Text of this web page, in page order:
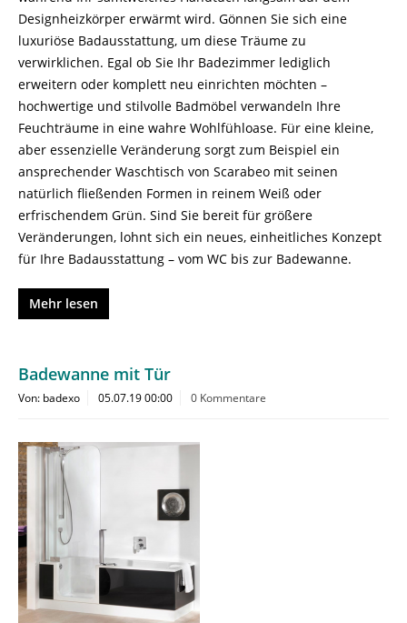
Designheizkörper erwärmt wird. Gönnen Sie sich eine
luxuriöse Badausstattung, um diese Träume zu
verwirklichen. Egal ob Sie Ihr Badezimmer lediglich
erweitern oder komplett neu einrichten möchten –
hochwertige und stilvolle Badmöbel verwandeln Ihre
Feuchträume in eine wahre Wohlfühloase. Für eine kleine,
aber essenzielle Veränderung sorgt zum Beispiel ein
ansprechender Waschtisch von Scarabeo mit seinen
natürlich fließenden Formen in reinem Weiß oder
erfrischendem Grün. Sind Sie bereit für größere
Veränderungen, lohnt sich ein neues, einheitliches Konzept
für Ihre Badausstattung – vom WC bis zur Badewanne.
Mehr lesen
Badewanne mit Tür
Von: badexo 05.07.19 00:00 0 Kommentare